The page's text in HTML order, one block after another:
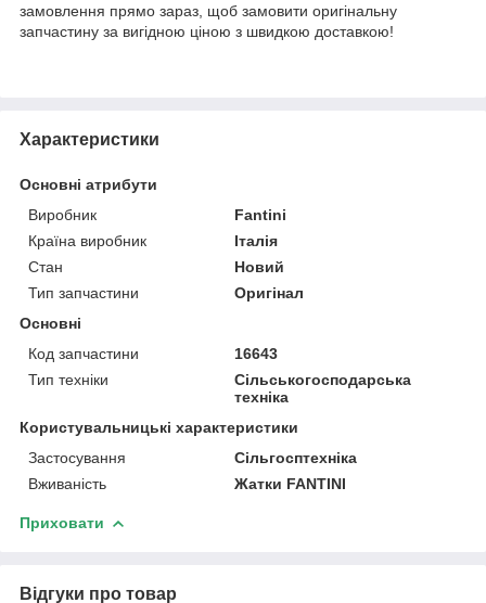
замовлення прямо зараз, щоб замовити оригінальну
запчастину за вигідною ціною з швидкою доставкою!
Характеристики
Основні атрибути
Виробник
Fantini
Країна виробник
Італія
Стан
Новий
Тип запчастини
Оригінал
Основні
Код запчастини
16643
Тип техніки
Сільськогосподарська
техніка
Користувальницькі характеристики
Застосування
Сільгосптехніка
Вживаність
Жатки FANTINI
Приховати
Відгуки про товар